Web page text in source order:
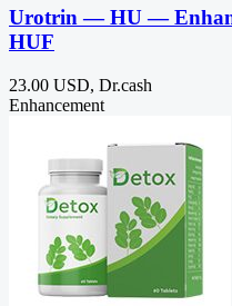
Urotrin — HU —
HUF
23.00 USD, Dr.cash
Enhancement